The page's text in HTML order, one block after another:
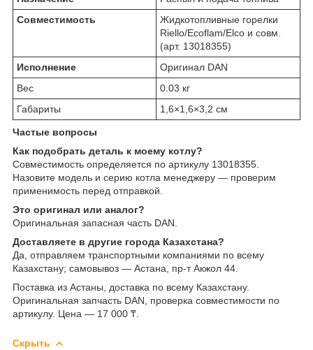
Совместимость
Жидкотопливные горелки
Riello/Ecoflam/Elco и совм.
(арт. 13018355)
Исполнение
Оригинал DAN
Вес
0.03 кг
Габариты
1,6×1,6×3,2 см
Частые вопросы
Как подобрать деталь к моему котлу?
Совместимость определяется по артикулу 13018355.
Назовите модель и серию котла менеджеру — проверим
применимость перед отправкой.
Это оригинал или аналог?
Оригинальная запасная часть DAN.
Доставляете в другие города Казахстана?
Да, отправляем транспортными компаниями по всему
Казахстану; самовывоз — Астана, пр-т Акжол 44.
Поставка из Астаны, доставка по всему Казахстану.
Оригинальная запчасть DAN, проверка совместимости по
артикулу. Цена — 17 000 ₸.
Скрыть